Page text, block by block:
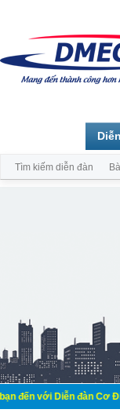
đàn Cơ Điện - Diễn
Tìm kiếm diễn đàn